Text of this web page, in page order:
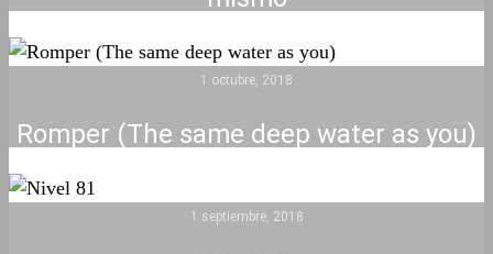
1 octubre, 2018
Romper (The same deep water as you)
1 septiembre, 2018